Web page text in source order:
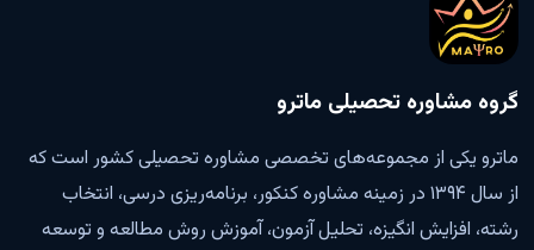
گروه مشاوره تحصیلی ماترو
ماترو یکی از مجموعه‌های تخصصی مشاوره تحصیلی کشور است که
از سال ۱۳۹۴ در زمینه مشاوره کنکور، برنامه‌ریزی درسی، انتخاب
رشته، افزایش انگیزه، تحلیل آزمون، آموزش روش مطالعه و توسعه